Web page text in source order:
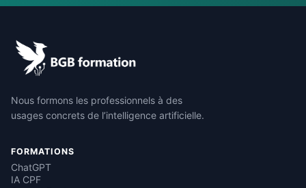
Nous formons les professionnels à des
usages concrets de l’intelligence artificielle.
FORMATIONS
ChatGPT
IA CPF